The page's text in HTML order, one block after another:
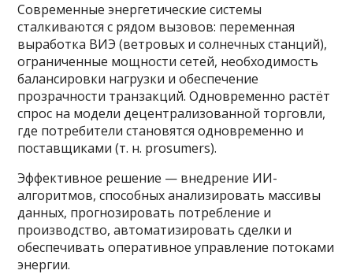
Современные энергетические системы
сталкиваются с рядом вызовов: переменная
выработка ВИЭ (ветровых и солнечных станций),
ограниченные мощности сетей, необходимость
балансировки нагрузки и обеспечение
прозрачности транзакций. Одновременно растёт
спрос на модели децентрализованной торговли,
где потребители становятся одновременно и
поставщиками (т. н. prosumers).
Эффективное решение — внедрение ИИ-
алгоритмов, способных анализировать массивы
данных, прогнозировать потребление и
производство, автоматизировать сделки и
обеспечивать оперативное управление потоками
энергии.